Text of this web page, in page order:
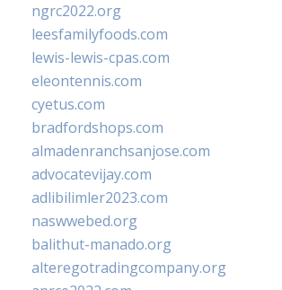
ngrc2022.org
leesfamilyfoods.com
lewis-lewis-cpas.com
eleontennis.com
cyetus.com
bradfordshops.com
almadenranchsanjose.com
advocatevijay.com
adlibilimler2023.com
naswwebed.org
balithut-manado.org
alteregotradingcompany.org